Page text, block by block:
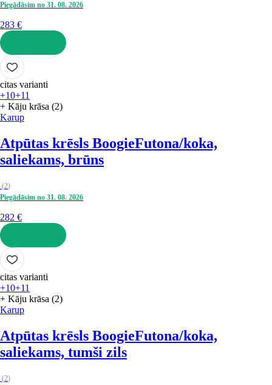
Piegādāsim no 31. 08. 2026
283 €
LIKT GROZĀ
citas varianti
+10+11
+ Kāju krāsa (2)
Karup
Atpūtas krēsls BoogieFutona/koka,
saliekams, brūns
(2)
Piegādāsim no 31. 08. 2026
282 €
LIKT GROZĀ
citas varianti
+10+11
+ Kāju krāsa (2)
Karup
Atpūtas krēsls BoogieFutona/koka,
saliekams, tumši zils
(2)